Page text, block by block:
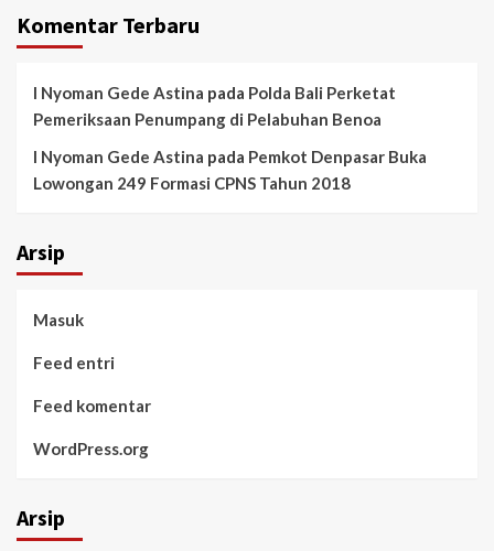
Komentar Terbaru
I Nyoman Gede Astina pada Polda Bali Perketat
Pemeriksaan Penumpang di Pelabuhan Benoa
I Nyoman Gede Astina pada Pemkot Denpasar Buka
Lowongan 249 Formasi CPNS Tahun 2018
Arsip
Masuk
Feed entri
Feed komentar
WordPress.org
Arsip